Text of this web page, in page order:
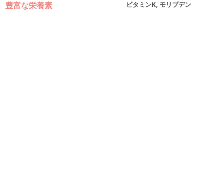
豊富な栄養素
ビタミンK, モリブデン